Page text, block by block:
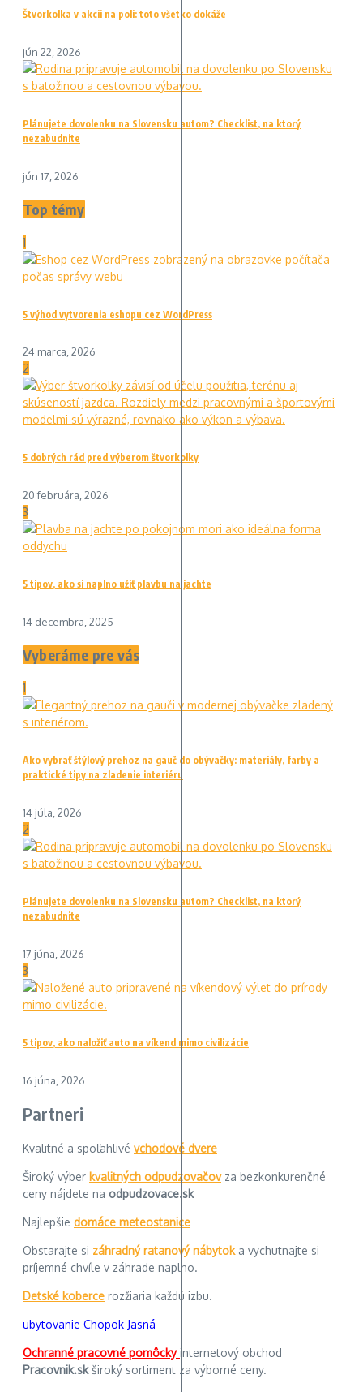
Štvorkolka v akcii na poli: toto všetko dokáže
jún 22, 2026
Plánujete dovolenku na Slovensku autom? Checklist, na ktorý
nezabudnite
jún 17, 2026
Top témy
1
5 výhod vytvorenia eshopu cez WordPress
24 marca, 2026
2
5 dobrých rád pred výberom štvorkolky
20 februára, 2026
3
5 tipov, ako si naplno užiť plavbu na jachte
14 decembra, 2025
Vyberáme pre vás
1
Ako vybrať štýlový prehoz na gauč do obývačky: materiály, farby a
praktické tipy na zladenie interiéru
14 júla, 2026
2
Plánujete dovolenku na Slovensku autom? Checklist, na ktorý
nezabudnite
17 júna, 2026
3
5 tipov, ako naložiť auto na víkend mimo civilizácie
16 júna, 2026
Partneri
Kvalitné a spoľahlivé vchodové dvere
Široký výber kvalitných odpudzovačovza bezkonkurenčné
ceny nájdete na odpudzovace.sk
Najlepšie domáce meteostanice
Obstarajte si záhradný ratanový nábytoka vychutnajte si
príjemné chvíle v záhrade naplno.
Detské koberce rozžiaria každú izbu.
ubytovanie Chopok Jasná
Ochranné pracovné pomôckyinternetový obchod
Pracovnik.skširoký sortiment za výborné ceny.